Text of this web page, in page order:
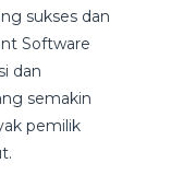
sukses dan
Software
dan
semakin
pemilik